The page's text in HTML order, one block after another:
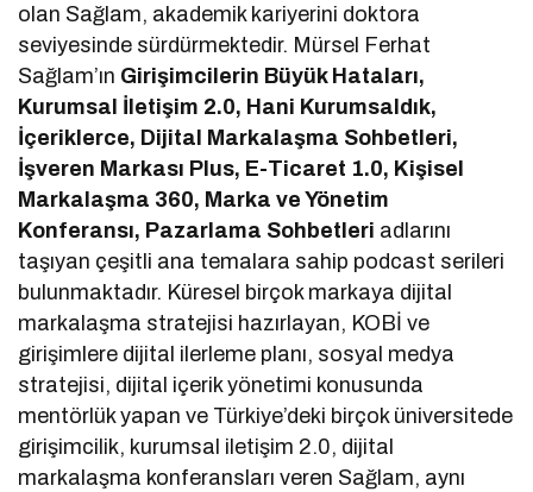
olan Sağlam, akademik kariyerini doktora
seviyesinde sürdürmektedir. Mürsel Ferhat
Sağlam’ın Girişimcilerin Büyük Hataları,
Kurumsal İletişim 2.0, Hani Kurumsaldık,
İçeriklerce, Dijital Markalaşma Sohbetleri,
İşveren Markası Plus, E-Ticaret 1.0, Kişisel
Markalaşma 360, Marka ve Yönetim
Konferansı, Pazarlama Sohbetleri adlarını
taşıyan çeşitli ana temalara sahip podcast serileri
bulunmaktadır. Küresel birçok markaya dijital
markalaşma stratejisi hazırlayan, KOBİ ve
girişimlere dijital ilerleme planı, sosyal medya
stratejisi, dijital içerik yönetimi konusunda
mentörlük yapan ve Türkiye’deki birçok üniversitede
girişimcilik, kurumsal iletişim 2.0, dijital
markalaşma konferansları veren Sağlam, aynı